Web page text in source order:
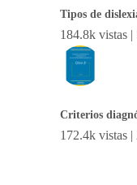
Tipos de
184.8k vistas |
Criterios
172.4k vistas |